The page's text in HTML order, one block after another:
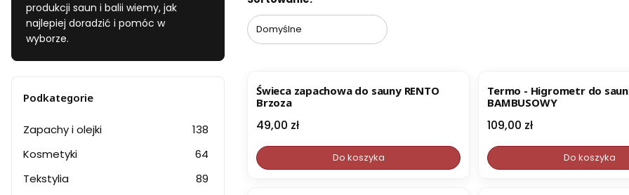
produkcji saun i balii wiemy, jak
najlepiej doradzić i pomóc w
wyborze.
Podkategorie
Zapachy i olejki
138
Kosmetyki
64
Tekstylia
89
Domyślne
Świeca zapachowa do sauny RENTO
Brzoza
Cena
49,00 zł
Do koszyka
Termo - Higrometr do
BAMBUSOWY
Cena
109,00 zł
Do koszyka